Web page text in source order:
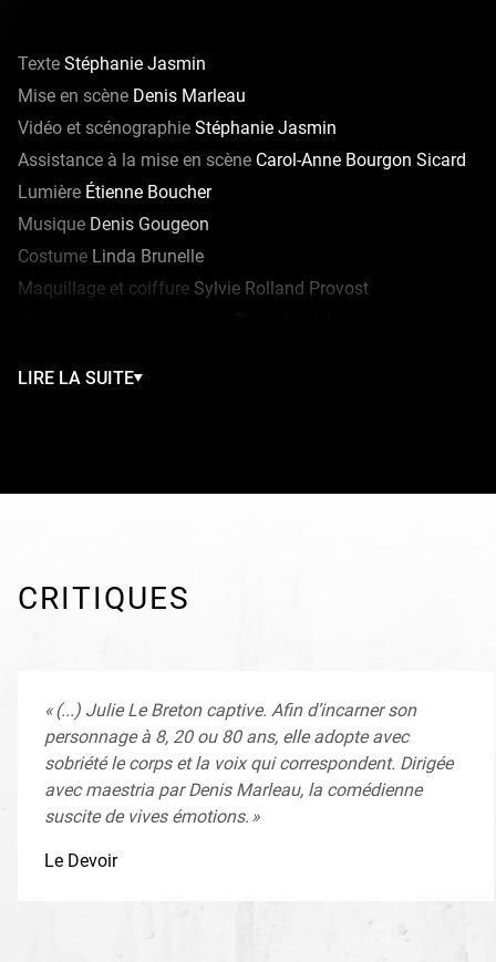
Texte Stéphanie Jasmin
Mise en scène Denis Marleau
Vidéo et scénographie Stéphanie Jasmin
Assistance à la mise en scène Carol-Anne Bourgon Sicard
Lumière Étienne Boucher
Musique Denis Gougeon
Costume Linda Brunelle
Maquillage et coiffure Sylvie Rolland Provost
Assistance au décor
LIRE LA SUITE
CRITIQUES
« (...) Julie Le Breton captive. Afin d’incarner son
personnage à 8, 20 ou 80 ans, elle adopte avec
sobriété le corps et la voix qui correspondent. Dirigée
avec maestria par Denis Marleau, la comédienne
suscite de vives émotions. »
Le Devoir